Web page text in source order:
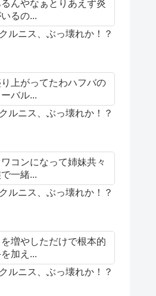
んやなぁとりあえず炎
るの...
ルニス、ぶっ壊れか！？
上がってたわハフバの
バル...
ルニス、ぶっ壊れか！？
コンになって姉妹共々
一緒...
ルニス、ぶっ壊れか！？
増やしただけで根本的
加え...
ルニス、ぶっ壊れか！？